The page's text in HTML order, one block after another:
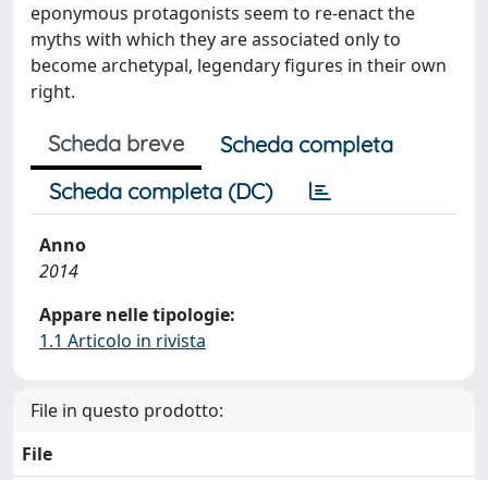
eponymous protagonists seem to re-enact the
myths with which they are associated only to
become archetypal, legendary figures in their own
right.
Scheda breve
Scheda completa
Scheda completa (DC)
Anno
2014
Appare nelle tipologie:
1.1 Articolo in rivista
File in questo prodotto:
File